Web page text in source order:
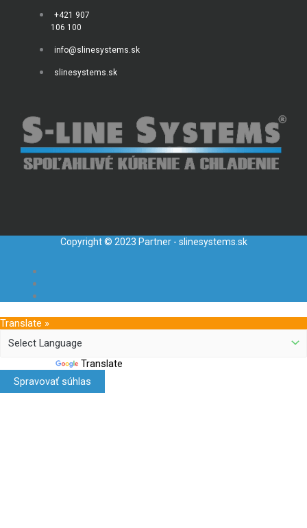
+421 907
106 100
info@slinesystems.sk
slinesystems.sk
Copyright © 2023 Partner - slinesystems.sk
Translate »
Translate
Spravovať súhlas